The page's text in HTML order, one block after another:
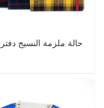
A5 حالة ملزمة النسيج دفتر